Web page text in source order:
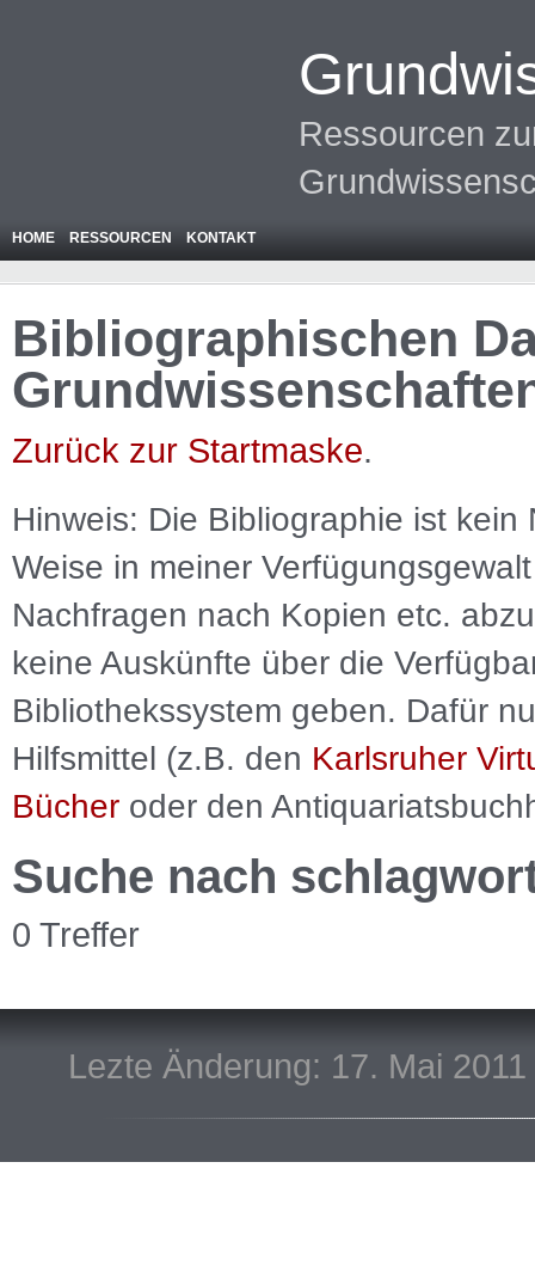
Ressourcen
HOME RESSOURCEN KONTAKT
Bibliographischen
Zurück zur Startmaske.
Hinweis: Die Bibliographie ist kein
Weise in meiner
Nachfragen nach Kopien etc.
keine Auskünfte über die
Bibliothekssystem geben. Dafür
Hilfsmittel (z.B. den Karlsruher
Bücher oder den
Suche nach
0 Treffer
Lezte Änderung: 17. Mai